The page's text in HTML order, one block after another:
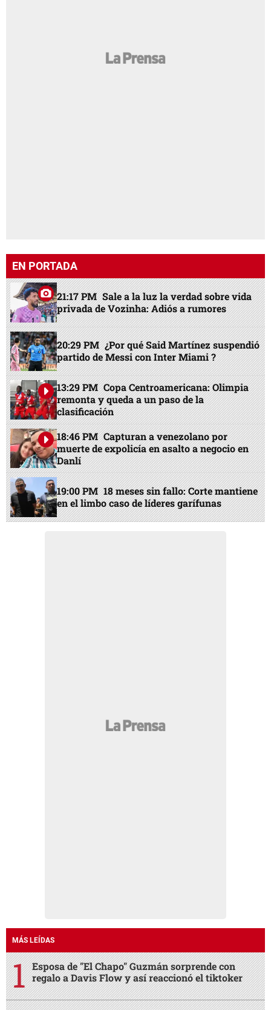
EN PORTADA
21:17 PM Sale a la luz la verdad sobre vida
privada de Vozinha: Adiós a rumores
20:29 PM ¿Por qué Said Martínez suspendió
partido de Messi con Inter Miami ?
13:29 PM Copa Centroamericana: Olimpia
remonta y queda a un paso de la
clasificación
18:46 PM Capturan a venezolano por
muerte de expolicía en asalto a negocio en
Danlí
19:00 PM 18 meses sin fallo: Corte mantiene
en el limbo caso de líderes garífunas
MÁS LEÍDAS
Esposa de "El Chapo" Guzmán sorprende con
regalo a Davis Flow y así reaccionó el tiktoker